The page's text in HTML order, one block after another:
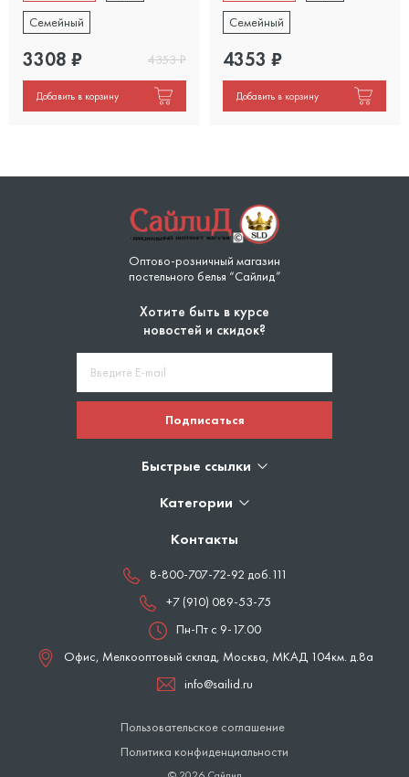
Семейный
3308 ₽ 4353₽
Добавить в корзину
Семейный
4353 ₽
Добавить в корзину
Оптово-розничный магазин
постельного белья “Сайлид”
Хотите быть в курсе
новостей и скидок?
Подписаться
Быстрые ссылки
Категории
Контакты
8-800-707-72-92 доб.111
+7 (910) 089-53-75
Пн-Пт с 9-17.00
Офис, Мелкооптовый склад, Москва, МКАД 104км. д.8а
info@sailid.ru
Пользовательское соглашение
Политика конфиденциальности